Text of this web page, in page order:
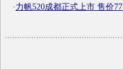
·力帆520成都正式上市 售价